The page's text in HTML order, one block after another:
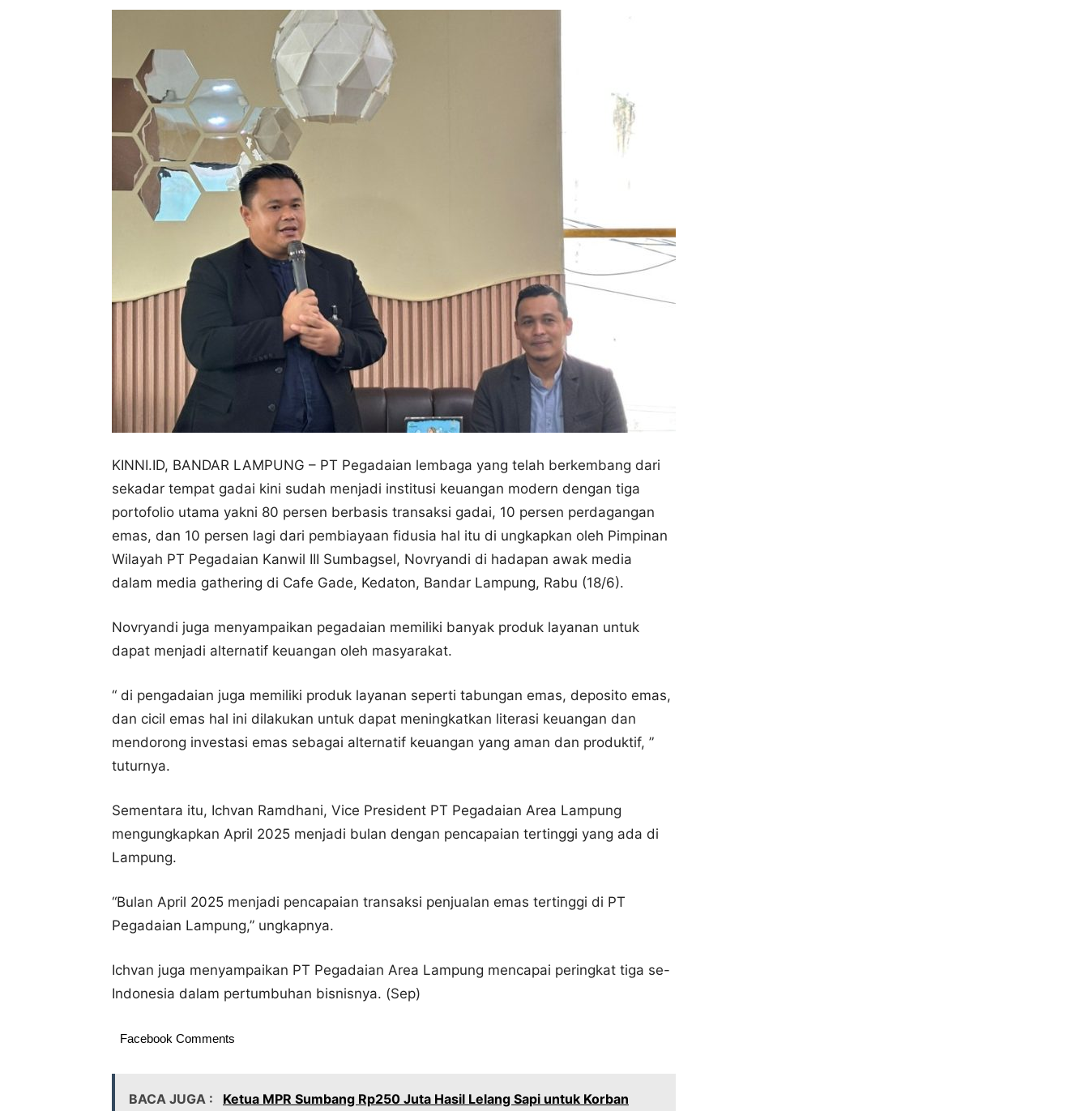
KINNI.ID, BANDAR LAMPUNG – PT Pegadaian lembaga yang telah berkembang dari
sekadar tempat gadai kini sudah menjadi institusi keuangan modern dengan tiga
portofolio utama yakni 80 persen berbasis transaksi gadai, 10 persen perdagangan
emas, dan 10 persen lagi dari pembiayaan fidusia hal itu di ungkapkan oleh Pimpinan
Wilayah PT Pegadaian Kanwil III Sumbagsel, Novryandi di hadapan awak media
dalam media gathering di Cafe Gade, Kedaton, Bandar Lampung, Rabu (18/6).
Novryandi juga menyampaikan pegadaian memiliki banyak produk layanan untuk
dapat menjadi alternatif keuangan oleh masyarakat.
“ di pengadaian juga memiliki produk layanan seperti tabungan emas, deposito emas,
dan cicil emas hal ini dilakukan untuk dapat meningkatkan literasi keuangan dan
mendorong investasi emas sebagai alternatif keuangan yang aman dan produktif, ”
tuturnya.
Sementara itu, Ichvan Ramdhani, Vice President PT Pegadaian Area Lampung
mengungkapkan April 2025 menjadi bulan dengan pencapaian tertinggi yang ada di
Lampung.
“Bulan April 2025 menjadi pencapaian transaksi penjualan emas tertinggi di PT
Pegadaian Lampung,” ungkapnya.
Ichvan juga menyampaikan PT Pegadaian Area Lampung mencapai peringkat tiga se-
Indonesia dalam pertumbuhan bisnisnya. (Sep)
Facebook Comments
BACA JUGA :
Ketua MPR Sumbang Rp250 Juta Hasil Lelang Sapi untuk Korban